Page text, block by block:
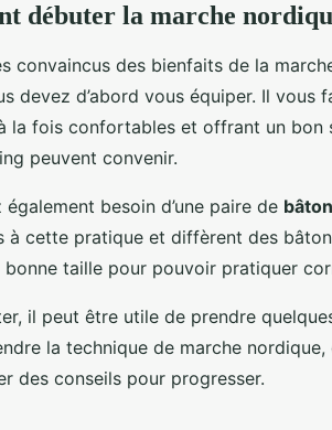
débuter la marche
convaincus des bienfaits de la
devez d’abord vous équiper. Il vous
la fois confortables et offrant un bon
peuvent convenir.
également besoin d’une paire de
à cette pratique et diffèrent des
bonne taille pour pouvoir pratiquer
il peut être utile de prendre
la technique de marche
des conseils pour progresser.